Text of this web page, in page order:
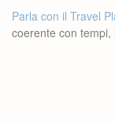
Parla con il Travel
coerente con